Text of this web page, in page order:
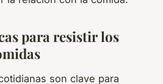
para resistir los
son clave para